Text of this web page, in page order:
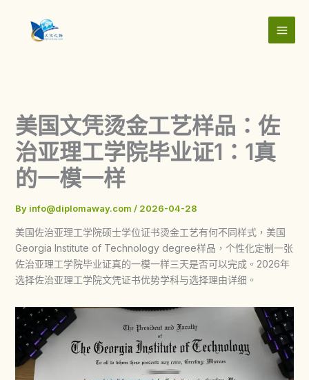
content
美国文凭烫金工艺样品：佐
治亚理工学院毕业证1：1真
的一模一样
By info@diplomaway.com / 2026-04-28
美国佐治亚理工学院硕士学位证书烫金工艺有何不同样式，美国
Georgia Institute of Technology degree样品，个性化定制一张
佐治亚理工学院毕业证真的一模一样三天是否可以完成。2026年
选择佐治亚理工学院文凭证书优势学科与选择理由详细。